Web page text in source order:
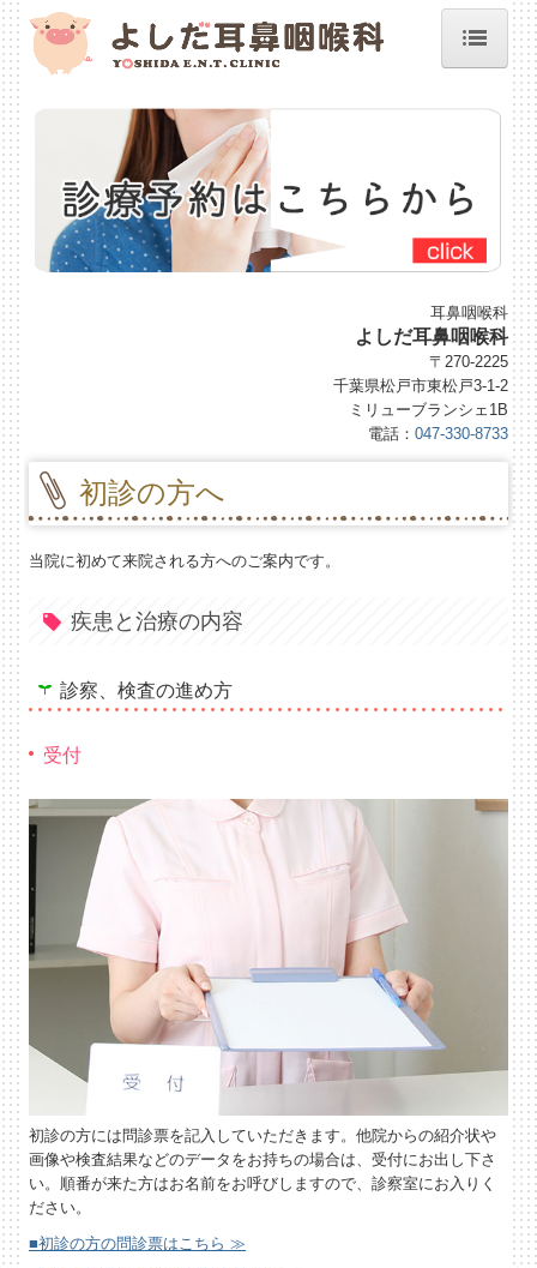
院長紹介
施設、設備など
診療案内
よくある質問
耳鼻咽喉科
よしだ耳鼻咽喉科
〒270-2225
千葉県松戸市東松戸3-1-2
ミリューブランシェ1B
電話： 047-330-8733
初診の方へ
当院に初めて来院される方へのご案内です。
疾患と治療の内容
診察、検査の進め方
受付
初診の方には問診票を記入していただきます。他院からの紹介状や
画像や検査結果などのデータをお持ちの場合は、受付にお出し下さ
い。順番が来た方はお名前をお呼びしますので、診察室にお入りく
ださい。
■初診の方の問診票はこちら ≫